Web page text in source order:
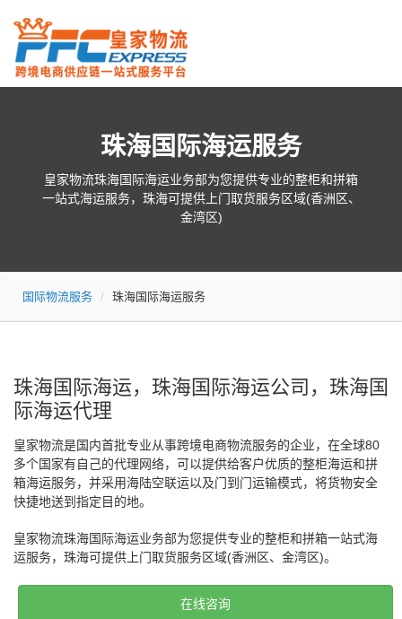
珠海国际海运服务
皇家物流珠海国际海运业务部为您提供专业的整柜和拼箱
一站式海运服务，珠海可提供上门取货服务区域(香洲区、
金湾区)
国际物流服务 珠海国际海运服务
珠海国际海运，珠海国际海运公司，珠海国
际海运代理
皇家物流是国内首批专业从事跨境电商物流服务的企业，在全球80
多个国家有自己的代理网络，可以提供给客户优质的整柜海运和拼
箱海运服务，并采用海陆空联运以及门到门运输模式，将货物安全
快捷地送到指定目的地。
皇家物流珠海国际海运业务部为您提供专业的整柜和拼箱一站式海
运服务，珠海可提供上门取货服务区域(香洲区、金湾区)。
在线咨询